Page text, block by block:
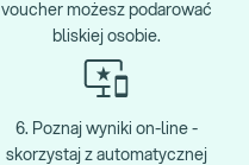
voucher możesz podarować
bliskiej osobie.
6. Poznaj wyniki on-line -
skorzystaj z automatycznej